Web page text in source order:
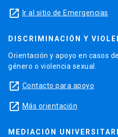
launch Ir al sitio de Emergencias
DISCRIMINACIÓN Y
Orientación y apoyo en casos
género o violencia sexual.
launch Contacto para apoyo
launch Más orientación
MEDIACIÓN